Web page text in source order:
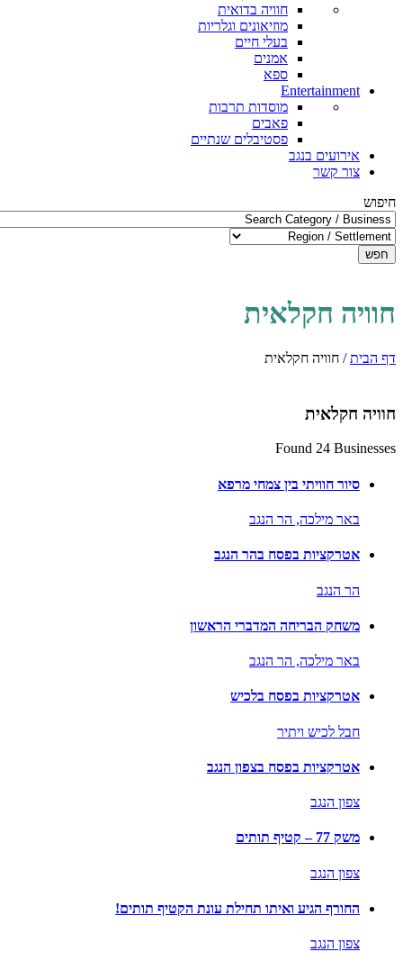
חוויה בדואית
מוזיאונים וגלריות
בעלי חיים
אמנים
ספא
Entertainment
מוסדות תרבות
פאבים
פסטיבלים שנתיים
אירועים בנגב
צור קשר
חיפוש
חפש
חוויה חקלאית
דף הבית/ חוויה חקלאית
חוויה חקלאית
Found 24 Businesses
סיור חוויתי בין צמחי מרפא
באר מילכה, הר הנגב
אטרקציות בפסח בהר הנגב
הר הנגב
משחק הבריחה המדברי הראשון
באר מילכה, הר הנגב
אטרקציות בפסח בלכיש
חבל לכיש ויתיר
אטרקציות בפסח בצפון הנגב
צפון הנגב
משק 77 – קטיף תותים
צפון הנגב
החורף הגיע ואיתו תחילת עונת הקטיף תותים!
צפון הנגב